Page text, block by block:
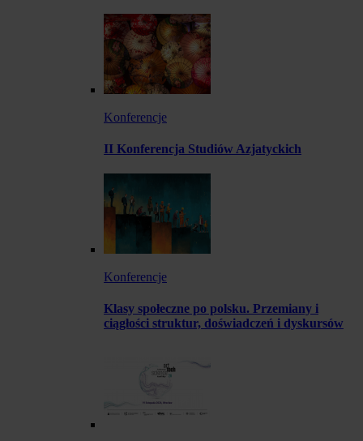
Konferencje
II Konferencja Studiów Azjatyckich
Konferencje
Klasy społeczne po polsku. Przemiany i
ciągłości struktur, doświadczeń i dyskursów